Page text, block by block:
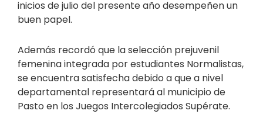
inicios de julio del presente año desempeñen un
buen papel.
Además recordó que la selección prejuvenil
femenina integrada por estudiantes Normalistas,
se encuentra satisfecha debido a que a nivel
departamental representará al municipio de
Pasto en los Juegos Intercolegiados Supérate.